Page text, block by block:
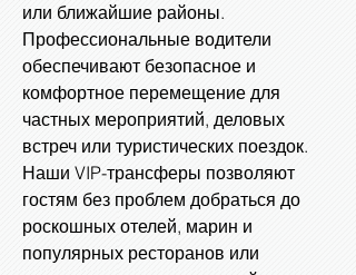
или ближайшие районы.
Профессиональные водители
обеспечивают безопасное и
комфортное перемещение для
частных мероприятий, деловых
встреч или туристических поездок.
Наши VIP-трансферы позволяют
гостям без проблем добраться до
роскошных отелей, марин и
популярных ресторанов или